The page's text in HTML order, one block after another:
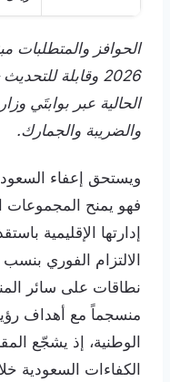
الحوافز والمتطلبات
2026 وقابلة
الحالية عبر بوابتَي
والضريبة والجمارك.
ويستحق إعفاء
فهو يمنح المجموعات
إدارتها الإقليمية
الالتزام الفوري
نطاقات على سائر
الوطنية، إذ يشجّع
الكفاءات السعودية